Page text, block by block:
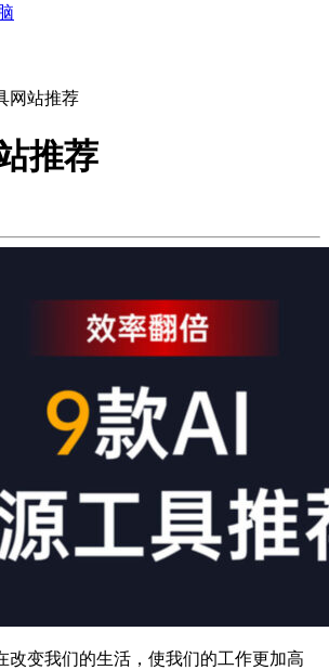
网站推荐
推荐
改变我们的生活，使我们的工作更加高